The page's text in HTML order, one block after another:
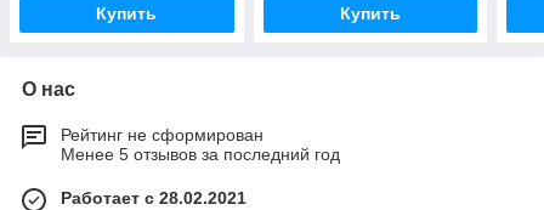
Купить Купить
О нас
Рейтинг не сформирован
Менее 5 отзывов за последний год
Работает с 28.02.2021